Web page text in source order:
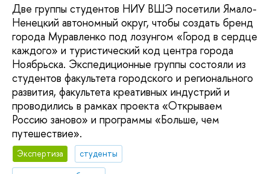
Две группы студентов НИУ ВШЭ посетили Ямало-
Ненецкий автономный округ, чтобы создать бренд
города Муравленко под лозунгом «Город в сердце
каждого» и туристический код центра города
Ноябрьска. Экспедиционные группы состояли из
студентов факультета городского и регионального
развития, факультета креативных индустрий и
проводились в рамках проекта «Открываем
Россию заново» и программы «Больше, чем
путешествие».
Экспертиза
студенты